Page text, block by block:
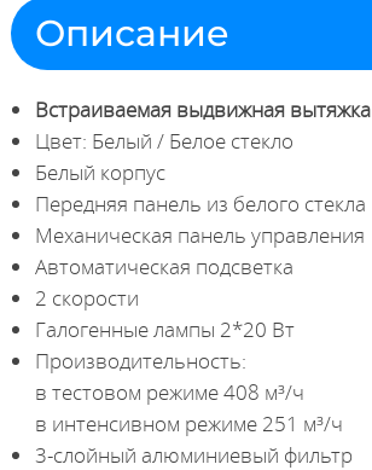
Описание
Встраиваемая выдвижная вытяжка
Цвет: Белый / Белое стекло
Белый корпус
Передняя панель из белого стекла
Механическая панель управления
Автоматическая подсветка
2 скорости
Галогенные лампы 2*20 Вт
Производительность:
в тестовом режиме 408 м³/ч
в интенсивном режиме 251 м³/ч
3-слойный алюминиевый фильтр